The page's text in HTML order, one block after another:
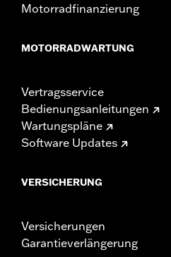
Motorradfinanzierung
MOTORRADWARTUNG
Vertragsservice
Bedienungsanleitungen
Wartungspläne
Software Updates
VERSICHERUNG
Versicherungen
Garantieverlängerung